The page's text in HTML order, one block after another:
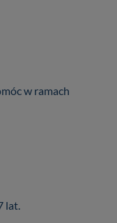
w ramach
lat.